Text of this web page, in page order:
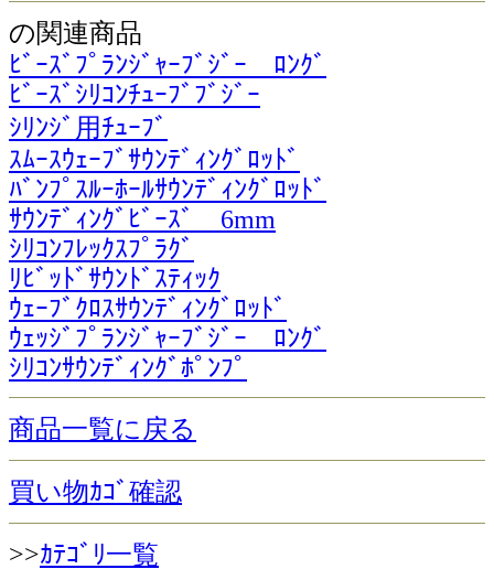
の関連商品
ﾋﾞｰｽﾞﾌﾟﾗﾝｼﾞｬｰﾌﾞｼﾞｰ ﾛﾝｸﾞ
ﾋﾞｰｽﾞｼﾘｺﾝﾁｭｰﾌﾞﾌﾞｼﾞｰ
ｼﾘﾝｼﾞ用ﾁｭｰﾌﾞ
ｽﾑｰｽｳｪｰﾌﾞｻｳﾝﾃﾞｨﾝｸﾞﾛｯﾄﾞ
ﾊﾞﾝﾌﾟｽﾙｰﾎｰﾙｻｳﾝﾃﾞｨﾝｸﾞﾛｯﾄﾞ
ｻｳﾝﾃﾞｨﾝｸﾞﾋﾞｰｽﾞ 6mm
ｼﾘｺﾝﾌﾚｯｸｽﾌﾟﾗｸﾞ
ﾘﾋﾞｯﾄﾞｻｳﾝﾄﾞｽﾃｨｯｸ
ｳｪｰﾌﾞｸﾛｽｻｳﾝﾃﾞｨﾝｸﾞﾛｯﾄﾞ
ｳｪｯｼﾞﾌﾟﾗﾝｼﾞｬｰﾌﾞｼﾞｰ ﾛﾝｸﾞ
ｼﾘｺﾝｻｳﾝﾃﾞｨﾝｸﾞﾎﾟﾝﾌﾟ
商品一覧に戻る
買い物ｶｺﾞ確認
>>ｶﾃｺﾞﾘ一覧